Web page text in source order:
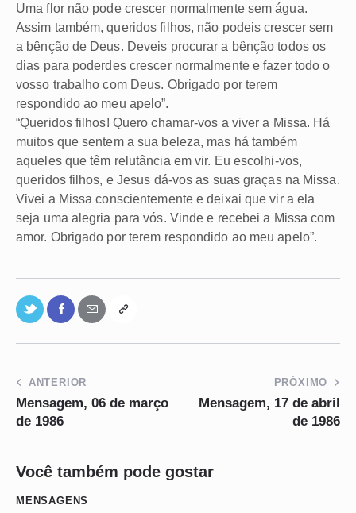
Uma flor não pode crescer normalmente sem água.
Assim também, queridos filhos, não podeis crescer sem
a bênção de Deus. Deveis procurar a bênção todos os
dias para poderdes crescer normalmente e fazer todo o
vosso trabalho com Deus. Obrigado por terem
respondido ao meu apelo”.
“Queridos filhos! Quero chamar-vos a viver a Missa. Há
muitos que sentem a sua beleza, mas há também
aqueles que têm relutância em vir. Eu escolhi-vos,
queridos filhos, e Jesus dá-vos as suas graças na Missa.
Vivei a Missa conscientemente e deixai que vir a ela
seja uma alegria para vós. Vinde e recebei a Missa com
amor. Obrigado por terem respondido ao meu apelo”.
ANTERIOR
Mensagem, 06 de março
de 1986
PRÓXIMO
Mensagem, 17 de abril
de 1986
Você também pode gostar
MENSAGENS